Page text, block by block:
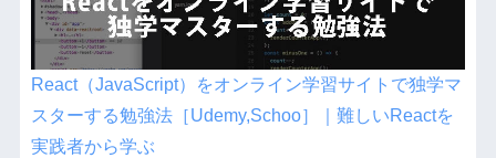
React（JavaScript）をオンライン学習サイトで独学マ
スターする勉強法［Udemy,Schoo］｜難しいReactを
実践者から学ぶ